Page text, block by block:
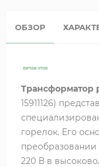
ОБЗОР
Трансформатор
15911126)
горелок. Его
преобразовании
220 В в